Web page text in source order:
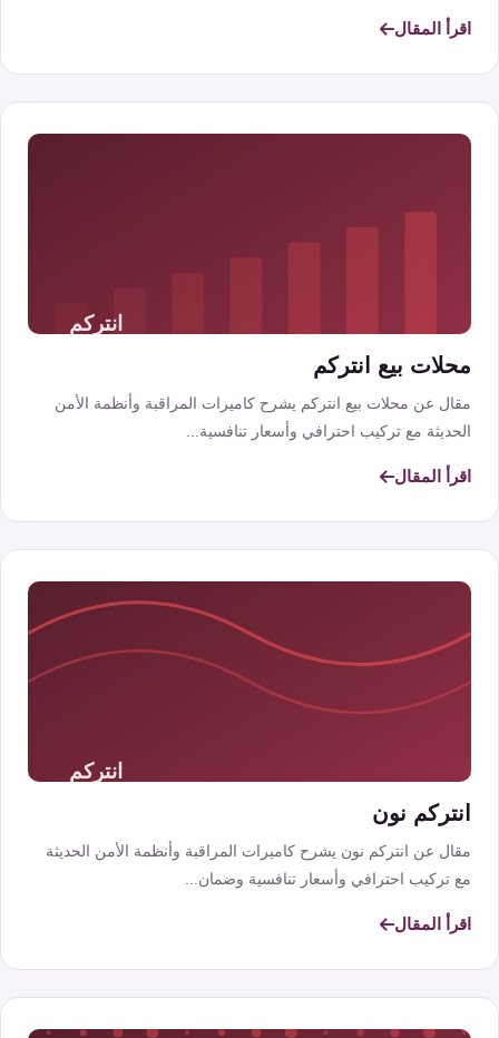
اقرأ المقال
محلات بيع انتركم
مقال عن محلات بيع انتركم يشرح كاميرات المراقبة وأنظمة الأمن
الحديثة مع تركيب احترافي وأسعار تنافسية...
اقرأ المقال
انتركم نون
مقال عن انتركم نون يشرح كاميرات المراقبة وأنظمة الأمن الحديثة
مع تركيب احترافي وأسعار تنافسية وضمان...
اقرأ المقال